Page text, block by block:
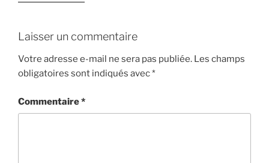
Laisser un commentaire
Votre adresse e-mail ne sera pas publiée. Les champs
obligatoires sont indiqués avec*
Commentaire*